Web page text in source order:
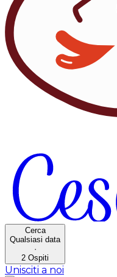
Cerca
Qualsiasi data
·
2 Ospiti
Unisciti a noi